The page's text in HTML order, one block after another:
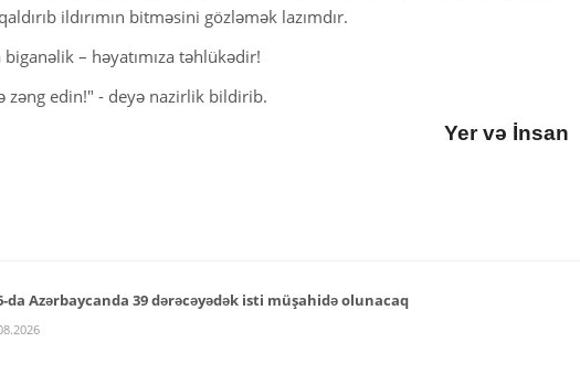
ildırımın bitməsini gözləmək lazımdır.
– həyatımıza təhlükədir!
zəng edin!" - deyə nazirlik bildirib.
Yer və İnsan
da Azərbaycanda 39 dərəcəyədək isti müşahidə olunacaq